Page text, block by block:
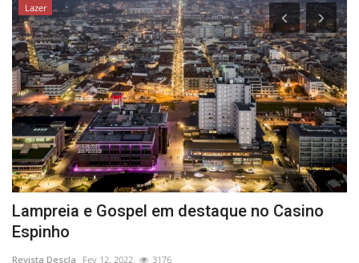
Lazer
Lampreia e Gospel em destaque no Casino
Espinho
Revista Descla Fev 12, 2022 3176